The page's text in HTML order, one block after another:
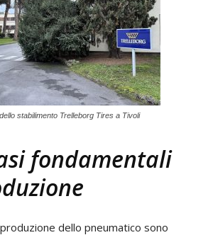
dello stabilimento Trelleborg Tires a Tivoli
fondamentali
dello pneumatico sono